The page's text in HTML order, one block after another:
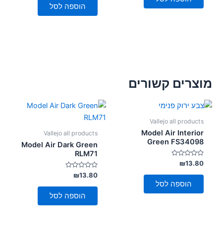
הוספה לסל
מוצרים קשורים
Vallejo all products
Model Air Interior
Green FS34098
דורג
0
מתוך
₪13.80
הוספה לסל
Vallejo all products
Model Air Dark Green
RLM71
דורג
0
מתוך
₪13.80
הוספה לסל